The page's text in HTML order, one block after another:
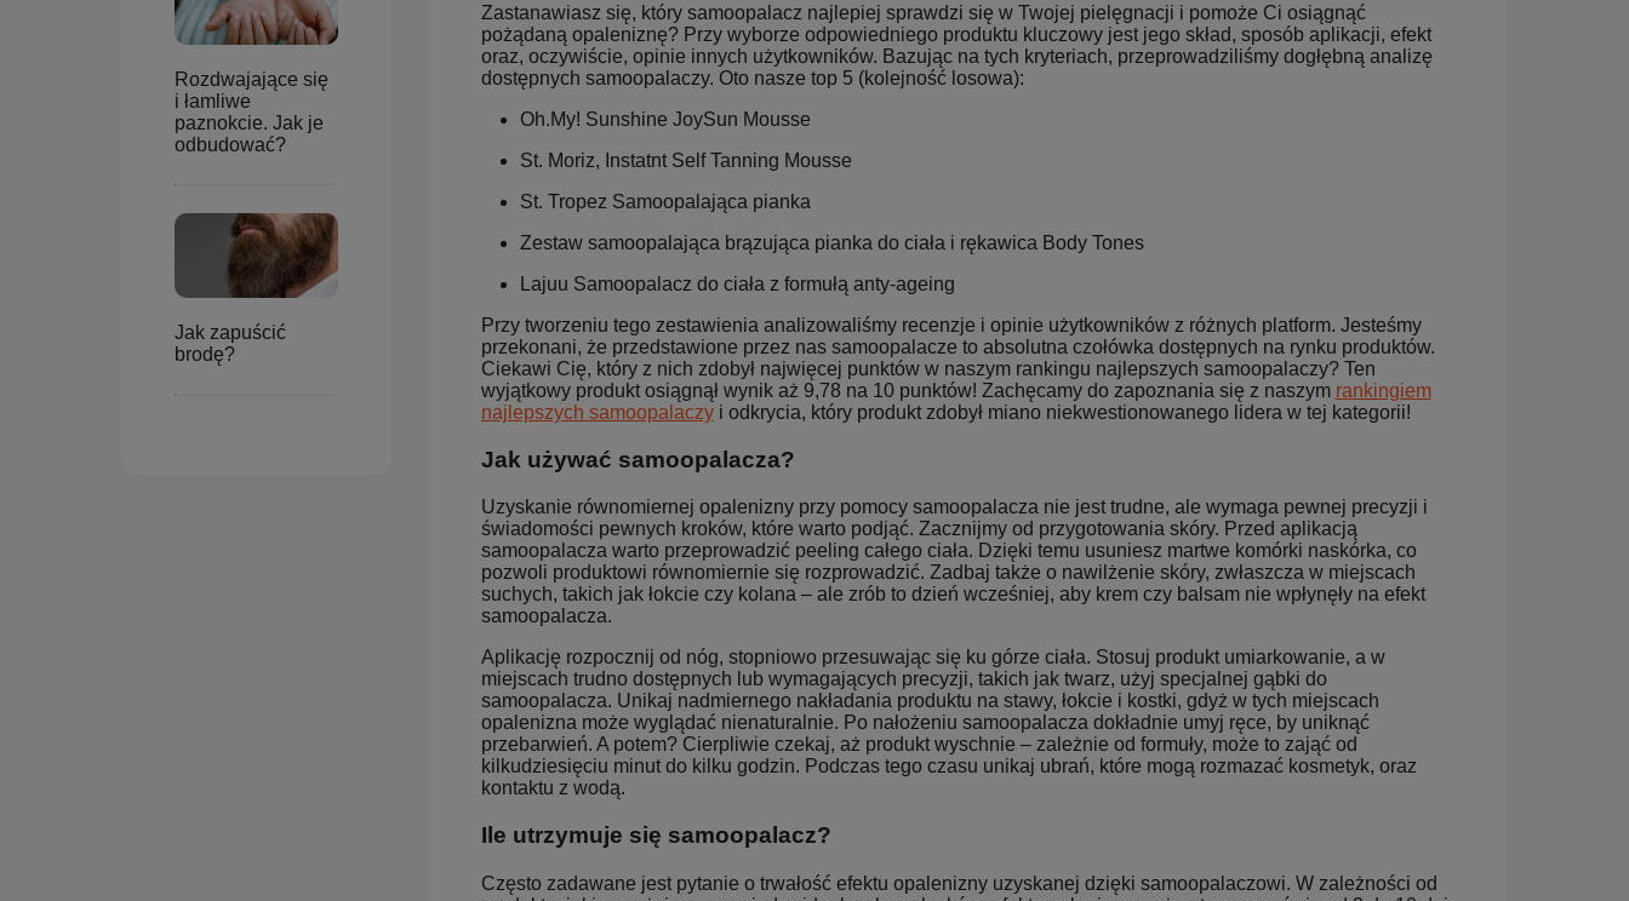
Rozdwajające się
i łamliwe
paznokcie. Jak je
odbudować?
Jak zapuścić
brodę?
Zastanawiasz się, który samoopalacz najlepiej sprawdzi się w Twojej pielęgnacji i pomoże Ci osiągnąć
pożądaną opaleniznę? Przy wyborze odpowiedniego produktu kluczowy jest jego skład, sposób aplikacji, efekt
oraz, oczywiście, opinie innych użytkowników. Bazując na tych kryteriach, przeprowadziliśmy dogłębną analizę
dostępnych samoopalaczy. Oto nasze top 5 (kolejność losowa):
Oh.My! Sunshine JoySun Mousse
St. Moriz, Instatnt Self Tanning Mousse
St. Tropez Samoopalająca pianka
Zestaw samoopalająca brązująca pianka do ciała i rękawica Body Tones
Lajuu Samoopalacz do ciała z formułą anty-ageing
Przy tworzeniu tego zestawienia analizowaliśmy recenzje i opinie użytkowników z różnych platform. Jesteśmy
przekonani, że przedstawione przez nas samoopalacze to absolutna czołówka dostępnych na rynku produktów.
Ciekawi Cię, który z nich zdobył najwięcej punktów w naszym rankingu najlepszych samoopalaczy? Ten
wyjątkowy produkt osiągnął wynik aż 9,78 na 10 punktów! Zachęcamy do zapoznania się z naszym rankingiem
najlepszych samoopalaczyi odkrycia, który produkt zdobył miano niekwestionowanego lidera w tej kategorii!
Jak używać samoopalacza?
Uzyskanie równomiernej opalenizny przy pomocy samoopalacza nie jest trudne, ale wymaga pewnej precyzji i
świadomości pewnych kroków, które warto podjąć. Zacznijmy od przygotowania skóry. Przed aplikacją
samoopalacza warto przeprowadzić peeling całego ciała. Dzięki temu usuniesz martwe komórki naskórka, co
pozwoli produktowi równomiernie się rozprowadzić. Zadbaj także o nawilżenie skóry, zwłaszcza w miejscach
suchych, takich jak łokcie czy kolana – ale zrób to dzień wcześniej, aby krem czy balsam nie wpłynęły na efekt
samoopalacza.
Aplikację rozpocznij od nóg, stopniowo przesuwając się ku górze ciała. Stosuj produkt umiarkowanie, a w
miejscach trudno dostępnych lub wymagających precyzji, takich jak twarz, użyj specjalnej gąbki do
samoopalacza. Unikaj nadmiernego nakładania produktu na stawy, łokcie i kostki, gdyż w tych miejscach
opalenizna może wyglądać nienaturalnie. Po nałożeniu samoopalacza dokładnie umyj ręce, by uniknąć
przebarwień. A potem? Cierpliwie czekaj, aż produkt wyschnie – zależnie od formuły, może to zająć od
kilkudziesięciu minut do kilku godzin. Podczas tego czasu unikaj ubrań, które mogą rozmazać kosmetyk, oraz
kontaktu z wodą.
Ile utrzymuje się samoopalacz?
Często zadawane jest pytanie o trwałość efektu opalenizny uzyskanej dzięki samoopalaczowi. W zależności od